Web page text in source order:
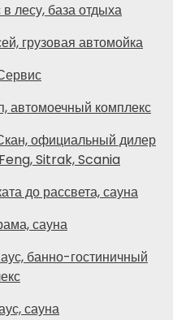
лесу, база отдыха
грузовая автомойка
автомоечный комплекс
официальный дилер
Sitrak, Scania
до рассвета, сауна
сауна
банно-гостиничный
сауна